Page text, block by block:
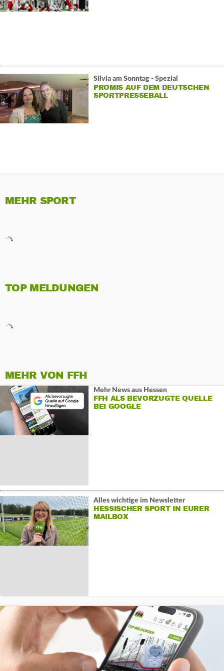
Silvia am Sonntag - Spezial
PROMIS AUF DEM DEUTSCHEN
SPORTPRESSEBALL
MEHR SPORT
TOP MELDUNGEN
MEHR VON FFH
Mehr News aus Hessen
FFH ALS BEVORZUGTE QUELLE
BEI GOOGLE
Alles wichtige im Newsletter
HESSISCHER SPORT IN EURER
MAILBOX